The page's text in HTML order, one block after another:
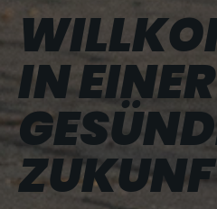
IN EINER